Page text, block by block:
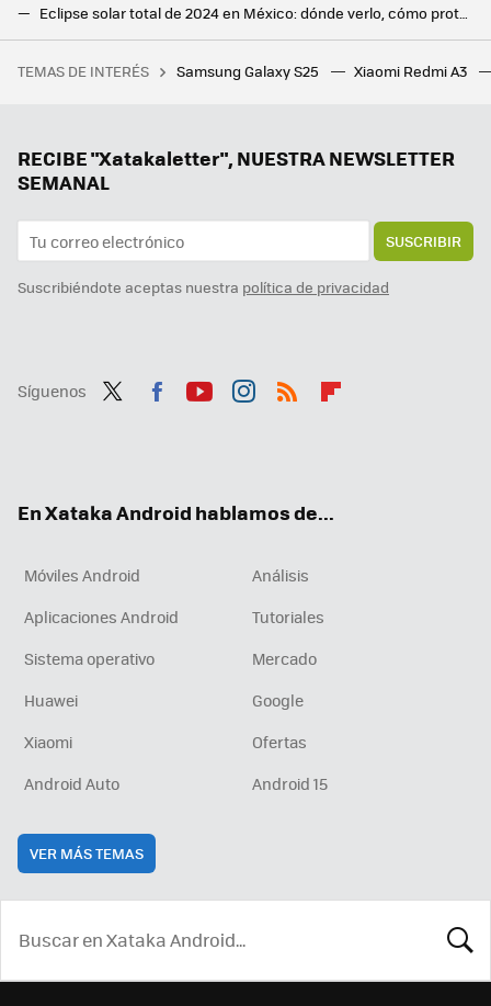
Eclipse solar total de 2024 en México: dónde verlo, cómo protegerte y consejos para fotografiarlo con tu celular
La nueva Telefónica quiere reinventar su oferta de contenidos: está valorando pujar por un canal de televisión en abierto
TEMAS DE INTERÉS Samsung Galaxy S25 Xiaomi Redmi A3
RECIBE "Xatakaletter", NUESTRA NEWSLETTER
SEMANAL
SUSCRIBIR
Suscribiéndote aceptas nuestra política de privacidad
Síguenos
En Xataka Android hablamos de...
Móviles Android
Análisis
Aplicaciones Android
Tutoriales
Sistema operativo
Mercado
Huawei
Google
Xiaomi
Ofertas
Android Auto
Android 15
VER MÁS TEMAS